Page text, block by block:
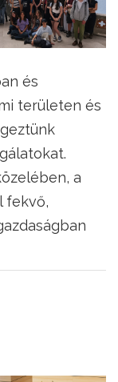
és
területen és
a
fekvő,